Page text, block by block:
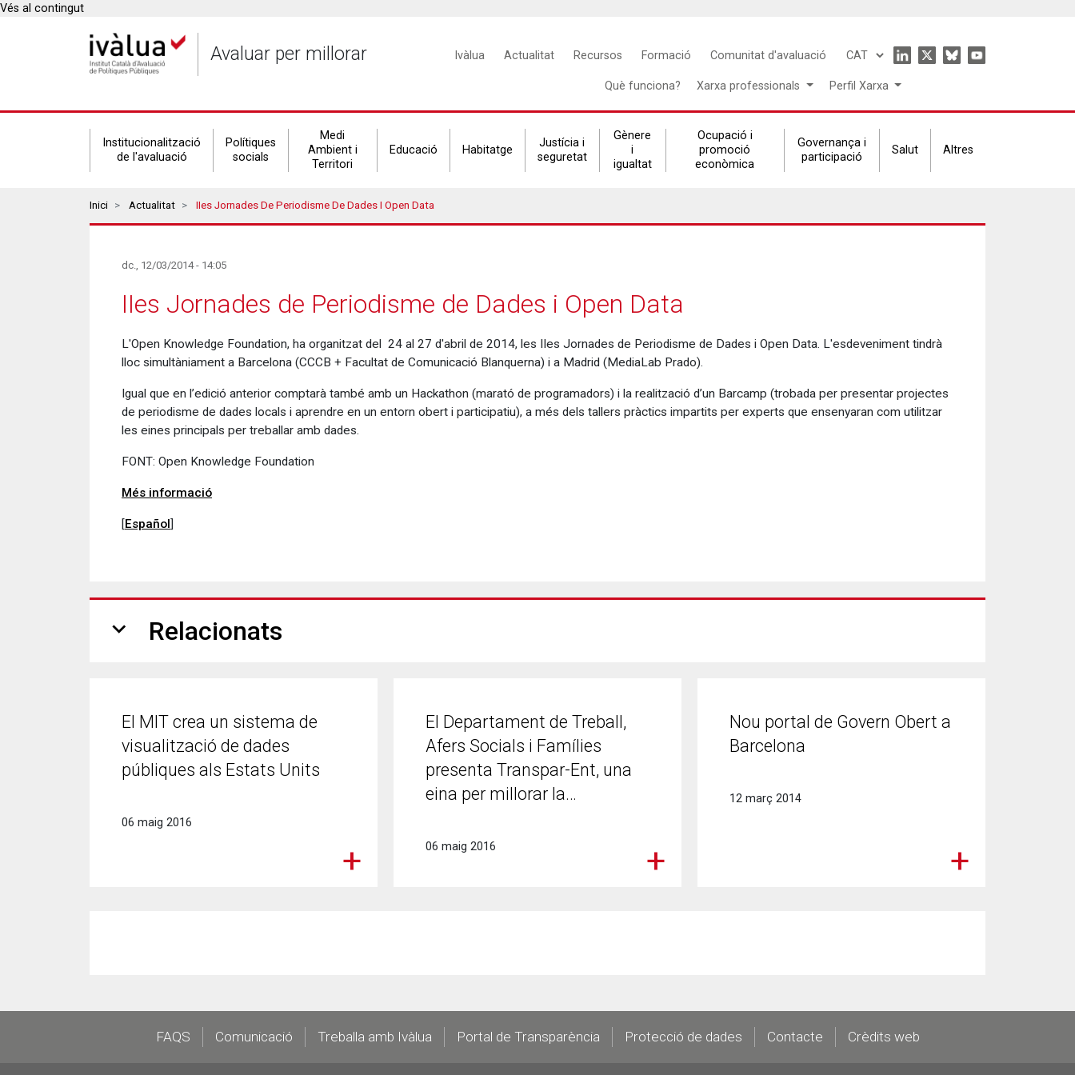
Vés al contingut
Avaluar per millorar
Main
Ivàlua Actualitat Recursos Formació Comunitat d'avaluació
Select
language
Icon
menu
Què funciona? Xarxa professionals Perfil Xarxa
Secondary
navigation
Institucionalització
de l'avaluació
Polítiques
socials
Medi
Ambient i
Territori
Educació Habitatge
Justícia i
seguretat
Gènere
i
igualtat
Ocupació i
promoció
econòmica
Governança i
participació
Salut Altres
Breadcrumbs
Inici Actualitat IIes Jornades De Periodisme De Dades I Open Data
dc., 12/03/2014 - 14:05
IIes Jornades de Periodisme de Dades i Open Data
L'Open Knowledge Foundation, ha organitzat del 24 al 27 d'abril de 2014, les IIes Jornades de Periodisme de Dades i Open Data. L'esdeveniment tindrà
lloc simultàniament a Barcelona (CCCB + Facultat de Comunicació Blanquerna) i a Madrid (MediaLab Prado).
Igual que en l’edició anterior comptarà també amb un Hackathon (marató de programadors) i la realització d’un Barcamp (trobada per presentar projectes
de periodisme de dades locals i aprendre en un entorn obert i participatiu), a més dels tallers pràctics impartits per experts que ensenyaran com utilitzar
les eines principals per treballar amb dades.
FONT: Open Knowledge Foundation
Més informació
[Español]
expand_more Relacionats
El MIT crea un sistema de
visualització de dades
públiques als Estats Units
06 maig 2016
El Departament de Treball,
Afers Socials i Famílies
presenta Transpar-Ent, una
eina per millorar la…
06 maig 2016
Nou portal de Govern Obert a
Barcelona
12 març 2014
FooterFAQS Comunicació Treballa amb Ivàlua Portal de Transparència Protecció de dades Contacte Crèdits web